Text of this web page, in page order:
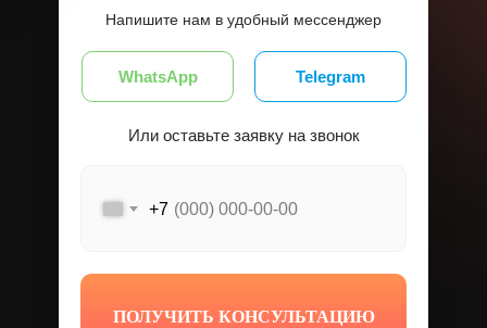
Напишите нам в удобный мессенджер
Telegram
Или оставьте заявку на звонок
WhatsApp
+7
ПОЛУЧИТЬ КОНСУЛЬТАЦИЮ